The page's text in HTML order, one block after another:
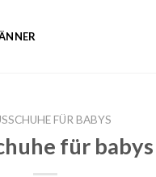
FÜR BABYS
für babys